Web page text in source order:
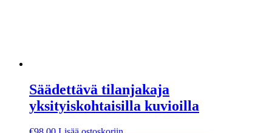
Säädettävä tilanjakaja
yksityiskohtaisilla kuvioilla